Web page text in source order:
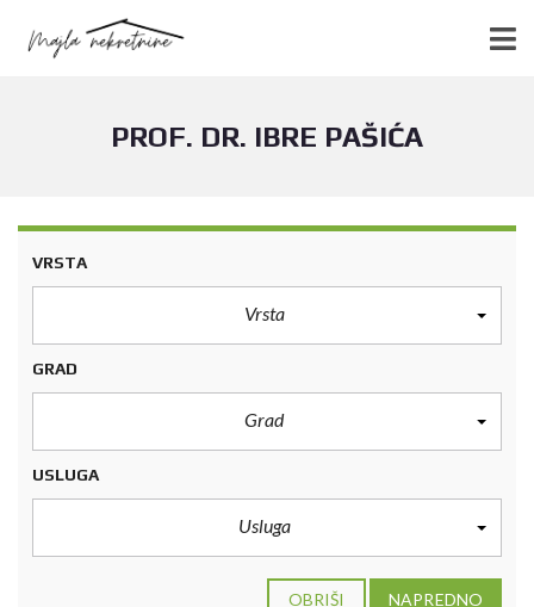
PROF. DR. IBRE PAŠIĆA
VRSTA
Vrsta
GRAD
Grad
USLUGA
Usluga
OBRIŠI NAPREDNO